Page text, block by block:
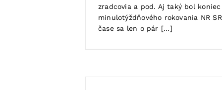
zradcovia a pod. Aj taký bol koniec
minulotýždňového rokovania NR
čase sa len o pár [...]